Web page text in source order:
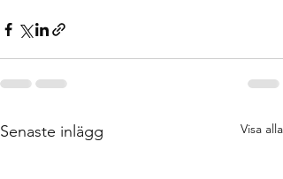
Senaste inlägg Visa alla